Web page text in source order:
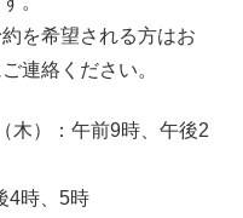
を希望される方はお
連絡ください。
木）：午前9時、午後2
4時、5時